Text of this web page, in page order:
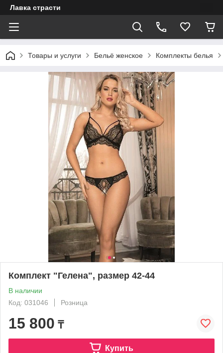
Лавка страсти
Товары и услуги Бельё женское Комплекты белья
Комплект "Гелена", размер 42-44
В наличии
Код: 031046
Розница
15 800 ₸
Купить